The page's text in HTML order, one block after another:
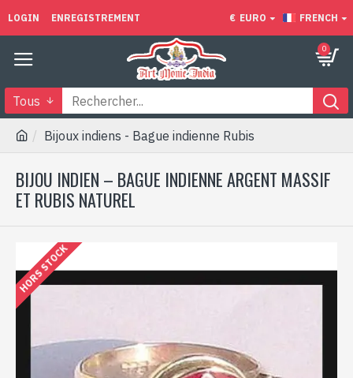
LOGIN ENREGISTREMENT € EURO FRENCH
0
Tous
Bijoux indiens - Bague indienne Rubis
BIJOU INDIEN – BAGUE INDIENNE ARGENT MASSIF
ET RUBIS NATUREL
HORS STOCK